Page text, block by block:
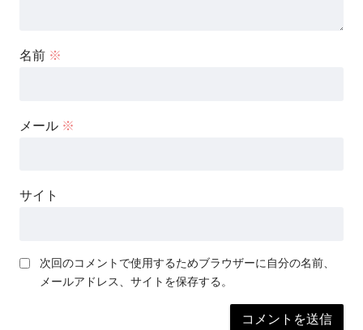
名前 ※
メール ※
サイト
次回のコメントで使用するためブラウザーに自分の名前、
メールアドレス、サイトを保存する。